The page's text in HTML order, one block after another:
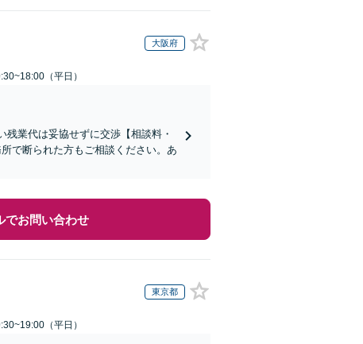
大阪府
（平日）
残業代は妥協せずに交渉【相談料・
で断られた方もご相談ください。あ
でお問い合わせ
東京都
（平日）